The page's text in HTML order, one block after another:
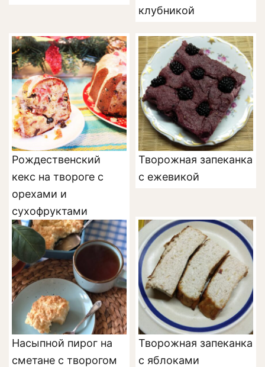
клубникой
Рождественский
кекс на твороге с
орехами и
сухофруктами
Творожная запеканка
с ежевикой
Насыпной пирог на
сметане с творогом
Творожная запеканка
с яблоками